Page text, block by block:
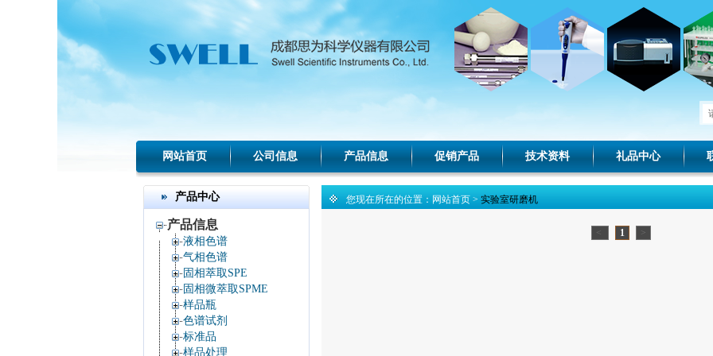
网站首页 公司信息 产品信息 促销产品 技术资料 礼品中心
产品中心
产品信息
液相色谱
气相色谱
固相萃取SPE
固相微萃取SPME
样品瓶
色谱试剂
标准品
样品处理
您现在所在的位置： 网站首页 > 实验室研磨机
< 1 >